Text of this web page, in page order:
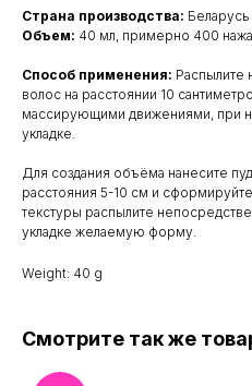
Страна производства: Беларусь
Объем: 40 мл, примерно 400
Способ применения: Распылите
волос на расстоянии 10
массирующими движениями, при
укладке.
Для создания объёма нанесите
расстояния 5-10 см и
текстуры распылите
укладке желаемую форму.
Weight: 40 g
Смотрите так же